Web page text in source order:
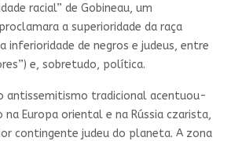
racial” de Gobineau, um
a superioridade da raça
inferioridade de negros e judeus, entre
e, sobretudo, política.
antissemitismo tradicional acentuou-
Europa oriental e na Rússia czarista,
contingente judeu do planeta. A zona